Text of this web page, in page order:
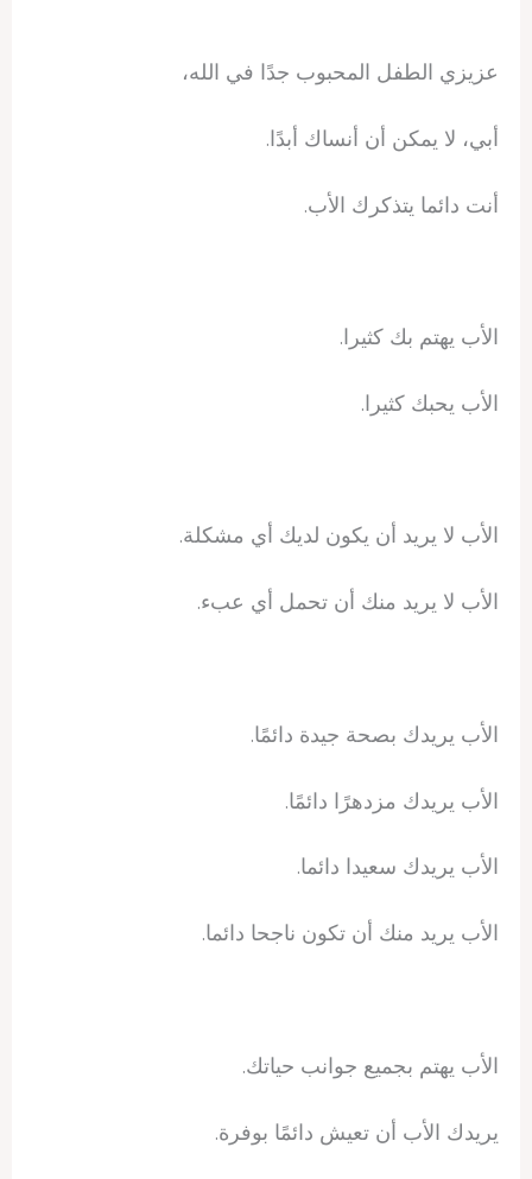
عزيزي الطفل المحبوب جدًا في الله،
أبي، لا يمكن أن أنساك أبدًا.
أنت دائما يتذكرك الأب.
الأب يهتم بك كثيرا.
الأب يحبك كثيرا.
الأب لا يريد أن يكون لديك أي مشكلة.
الأب لا يريد منك أن تحمل أي عبء.
الأب يريدك بصحة جيدة دائمًا.
الأب يريدك مزدهرًا دائمًا.
الأب يريدك سعيدا دائما.
الأب يريد منك أن تكون ناجحا دائما.
الأب يهتم بجميع جوانب حياتك.
يريدك الأب أن تعيش دائمًا بوفرة.